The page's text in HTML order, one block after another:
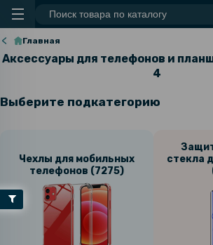
Главная
Аксессуары для телефонов и
4
Выберите подкатегорию
Чехлы для мобильных
телефонов (7275)
стекла